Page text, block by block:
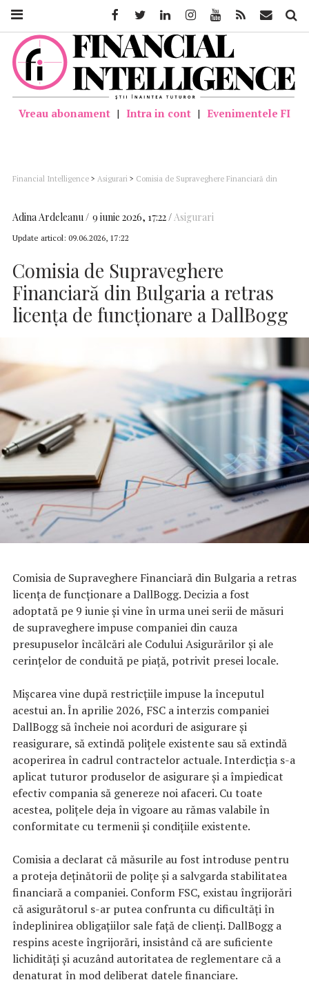
Vreau abonament | Intra in cont | Evenimentele FI
Financial Intelligence > Asigurari > Comisia de Supraveghere Financiară din
Adina Ardeleanu 9 iunie 2026, 17:22 Asigurari
Update articol: 09.06.2026, 17:22
Comisia de Supraveghere
Financiară din Bulgaria a retras
licența de funcționare a DallBogg
Comisia de Supraveghere Financiară din Bulgaria a retras
licența de funcționare a DallBogg. Decizia a fost
adoptată pe 9 iunie și vine în urma unei serii de măsuri
de supraveghere impuse companiei din cauza
presupuselor încălcări ale Codului Asigurărilor și ale
cerințelor de conduită pe piață, potrivit presei locale.
Mișcarea vine după restricțiile impuse la începutul
acestui an. În aprilie 2026, FSC a interzis companiei
DallBogg să încheie noi acorduri de asigurare și
reasigurare, să extindă polițele existente sau să extindă
acoperirea în cadrul contractelor actuale. Interdicția s-a
aplicat tuturor produselor de asigurare și a împiedicat
efectiv compania să genereze noi afaceri. Cu toate
acestea, polițele deja în vigoare au rămas valabile în
conformitate cu termenii și condițiile existente.
Comisia a declarat că măsurile au fost introduse pentru
a proteja deținătorii de polițe și a salvgarda stabilitatea
financiară a companiei. Conform FSC, existau îngrijorări
că asigurătorul s-ar putea confrunta cu dificultăți în
îndeplinirea obligațiilor sale față de clienți. DallBogg a
respins aceste îngrijorări, insistând că are suficiente
lichidități și acuzând autoritatea de reglementare că a
denaturat în mod deliberat datele financiare.
FacebookTwitter LinkedinInstagramYoutube Feed Mail